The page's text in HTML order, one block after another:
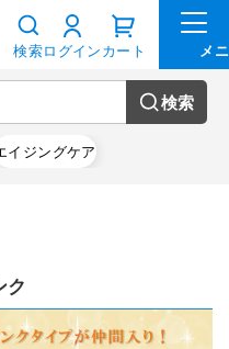
検索
イジングケア
検索ログイン カート
ク